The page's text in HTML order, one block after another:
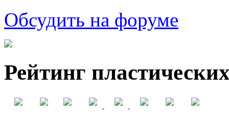
Обсудить на форуме
Рейтинг